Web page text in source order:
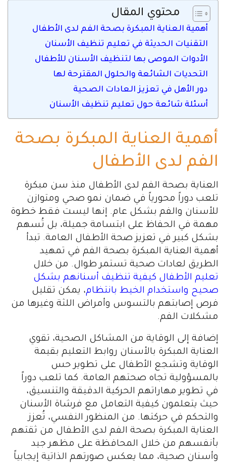
محتوي المقال
أهمية العناية المبكرة بصحة الفم لدى الأطفال
التقنيات الحديثة في تعليم تنظيف الأسنان
الأدوات الموصى بها لتنظيف الأسنان للأطفال
التحديات الشائعة والحلول المقترحة لها
دور الأهل في تعزيز العادات الصحية
أسئلة شائعة حول تعليم تنظيف الأسنان
أهمية العناية المبكرة بصحة
الفم لدى الأطفال
العناية بصحة الفم لدى الأطفال منذ سن مبكرة
تلعب دوراً محورياً في ضمان نمو صحي ومتوازن
للأسنان والفم بشكل عام. إنها ليست فقط خطوة
مهمة في الحفاظ على ابتسامة جميلة، بل تُسهم
بشكل كبير في تعزيز صحة الأطفال العامة. تبدأ
أهمية العناية المبكرة بصحة الفم في تمهيد
الطريق لعادات صحية تستمر طوال. من خلال
تعليم الأطفال كيفية تنظيف أسنانهم بشكل
صحيح واستخدام الخيط بانتظام، يمكن تقليل
فرص إصابتهم بالتسوس وأمراض اللثة وغيرها من
مشكلات الفم.
إضافة إلى الوقاية من المشاكل الصحية، تقوي
العناية المبكرة بالأسنان روابط التعليم بقيمة
الوقاية وتشجع الأطفال على تطوير حس
بالمسؤولية تجاه صحتهم العامة. كما تلعب دوراً
في تطوير مهاراتهم الحركية الدقيقة والتنسيق،
حيث يتعلمون كيفية التعامل مع فرشاة الأسنان
والتحكم في حركتها. من المنظور النفسي، تُعزز
العناية المبكرة بصحة الفم لدى الأطفال من ثقتهم
بأنفسهم من خلال المحافظة على مظهر جيد
وأسنان صحية، مما يعكس صورتهم الذاتية إيجابياً